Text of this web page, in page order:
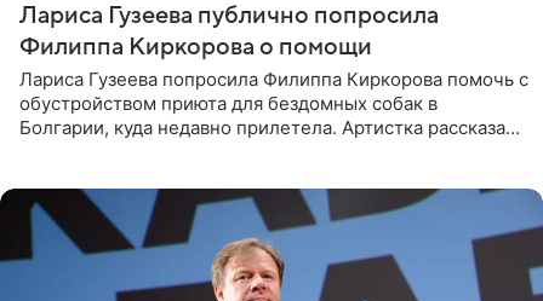
Лариса Гузеева публично попросила
Филиппа Киркорова о помощи
Лариса Гузеева попросила Филиппа Киркорова помочь с
обустройством приюта для бездомных собак в
Болгарии, куда недавно прилетела. Артистка рассказала